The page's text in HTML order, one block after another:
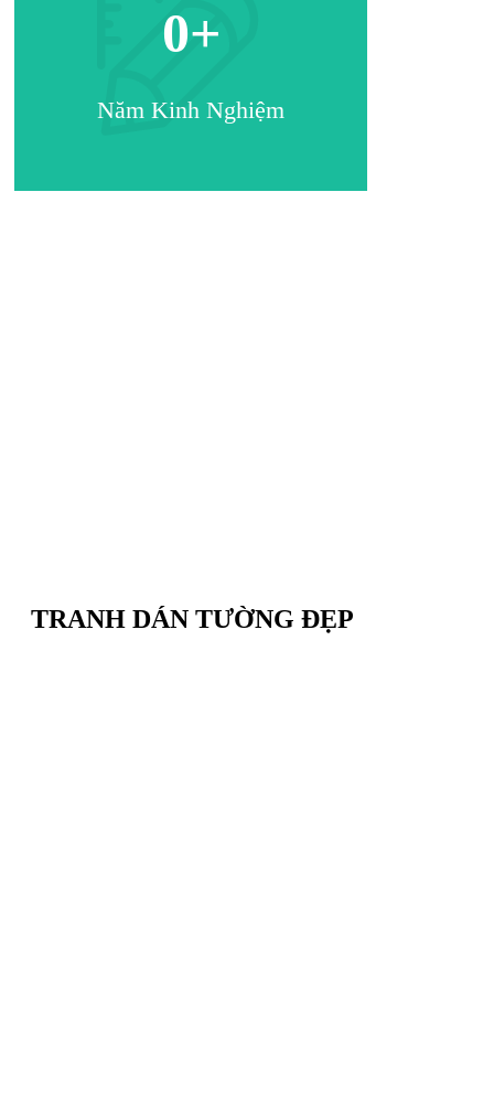
0+
Năm Kinh Nghiệm
TRANH DÁN TƯỜNG ĐẸP